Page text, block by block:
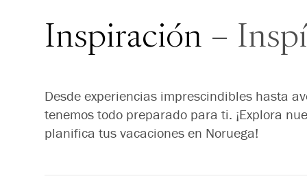
Inspiración
Desde experiencias imprescindibles hasta
tenemos todo preparado para ti. ¡Explora
planifica tus vacaciones en Noruega!